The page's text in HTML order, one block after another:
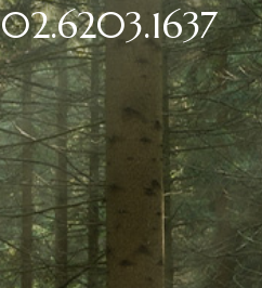
02.6203.1637